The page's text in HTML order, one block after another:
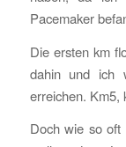
Pacemaker
Die ersten km
dahin und ich
erreichen.
Doch wie so oft